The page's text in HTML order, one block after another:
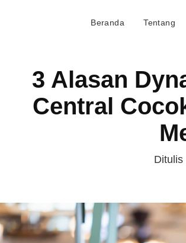
Beranda Tentang
3 Alasan
Central
Ditulis